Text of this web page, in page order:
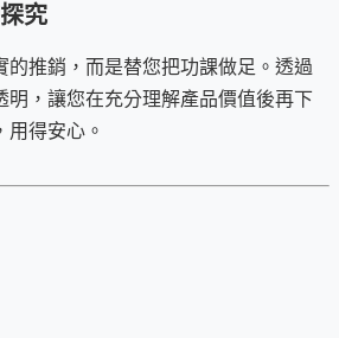
究
的推銷，而是替您把功課做足。透過
明，讓您在充分理解產品價值後再下
得安心。